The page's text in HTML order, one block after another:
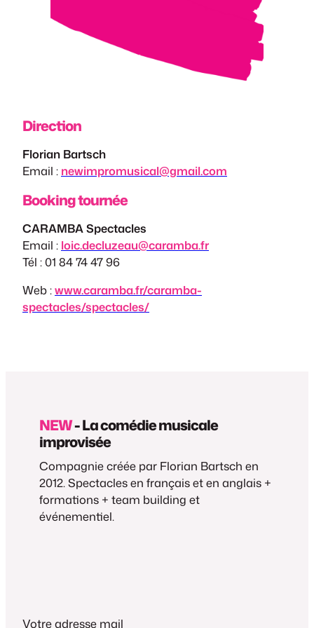
Direction
Florian Bartsch
Email : newimpromusical@gmail.com
Booking tournée
CARAMBA Spectacles
Email : loic.decluzeau@caramba.fr
Tél : 01 84 74 47 96
Web :www.caramba.fr/caramba-
spectacles/spectacles/
NEW- La comédie musicale
improvisée
Compagnie créée par Florian Bartsch en
2012. Spectacles en français et en anglais +
formations + team building et
événementiel.
Votre adresse mail